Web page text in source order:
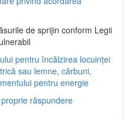
de sprijin conform Legii
pentru încălzirea locuinței
sau lemne, cărbuni,
pentru energie
răspundere